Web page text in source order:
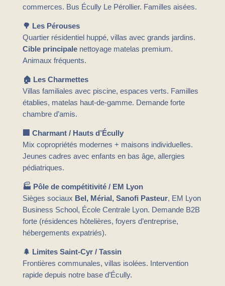
commerces. Bus Écully Le Pérollier. Familles aisées.
🌳 Les Pérouses
Quartier résidentiel huppé, villas avec grands jardins.
Cible principalenettoyage matelas premium.
Animaux fréquents.
🏠 Les Charmettes
Villas familiales avec piscine, espaces verts. Familles
établies, matelas haut-de-gamme. Demande forte
chambre d’amis.
🏢 Charmant / Hauts d’Écully
Mix copropriétés modernes + maisons individuelles.
Jeunes cadres avec enfants en bas âge, allergies
pédiatriques.
🏭 Pôle de compétitivité / EM Lyon
Sièges sociaux Bel, Mérial, Sanofi Pasteur, EM Lyon
Business School, École Centrale Lyon. Demande B2B
forte (résidences hôtelières, foyers d’entreprise,
hébergements expatriés).
🌲 Limites Saint-Cyr / Tassin
Frontières communales, villas isolées. Intervention
rapide depuis notre base d’Écully.